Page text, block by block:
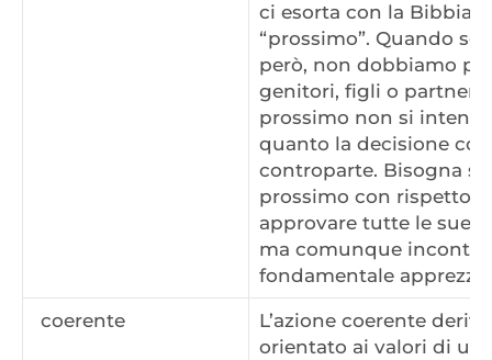
ci esorta con la Bibbia
“prossimo”. Quando
però, non dobbiamo
genitori, figli o partner.
prossimo non si
quanto la decisione
controparte. Bisogna
prossimo con rispetto
approvare tutte le sue
ma comunque
fondamentale
coerente
L’azione coerente
orientato ai valori di